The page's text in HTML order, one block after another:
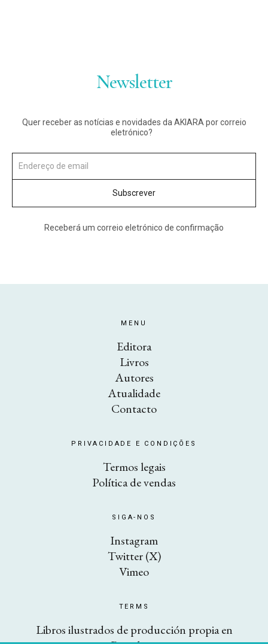
Newsletter
Quer receber as notícias e novidades da AKIARA por correio
eletrónico?
Receberá um correio eletrónico de confirmação
MENU
Editora
Livros
Autores
Atualidade
Contacto
PRIVACIDADE E CONDIÇÕES
Termos legais
Política de vendas
SIGA-NOS
Instagram
Twitter (X)
Vimeo
TERMS
Libros ilustrados de producción propia en